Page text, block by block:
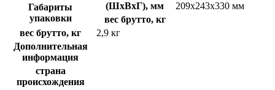
Габариты
упаковки
(ШхВхГ), мм
209х243х330 мм
вес брутто, кг
вес брутто, кг
2,9 кг
Дополнительная
информация
страна
происхождения